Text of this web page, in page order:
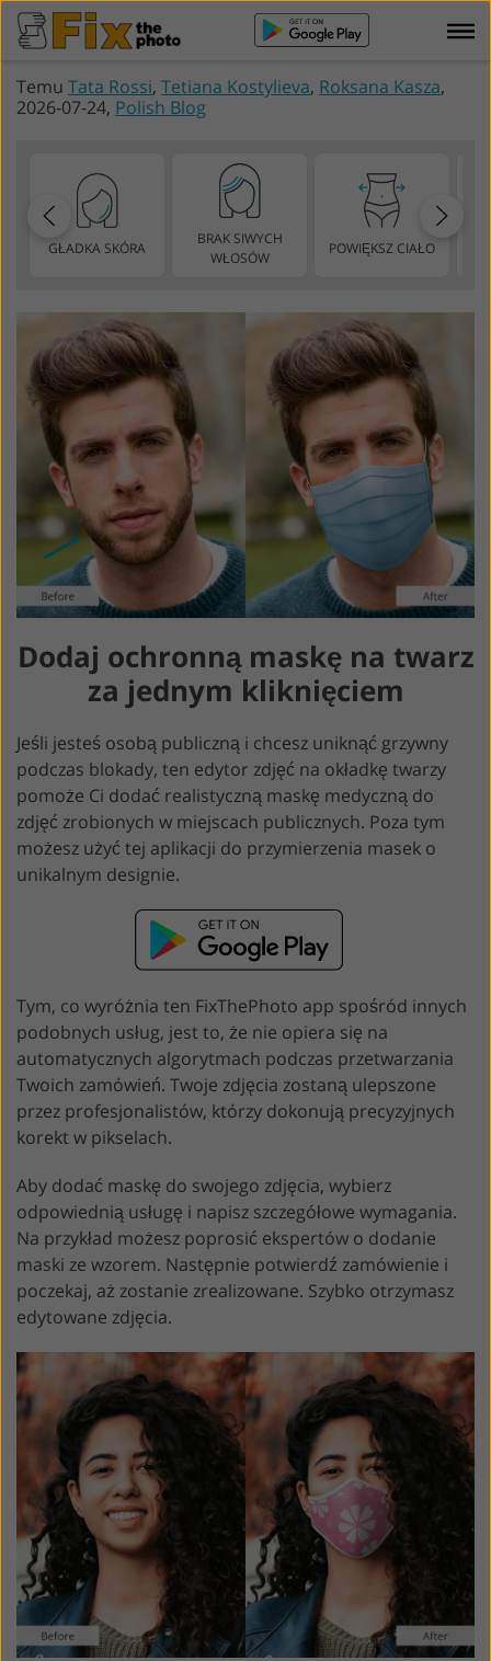
Temu Tata Rossi, Tetiana Kostylieva, Roksana Kasza,
2026-07-24, Polish Blog
GŁADKA SKÓRA
BRAK SIWYCH
WŁOSÓW
POWIĘKSZ CIAŁO
Dodaj ochronną maskę na twarz
za jednym kliknięciem
Jeśli jesteś osobą publiczną i chcesz uniknąć grzywny
podczas blokady, ten edytor zdjęć na okładkę twarzy
pomoże Ci dodać realistyczną maskę medyczną do
zdjęć zrobionych w miejscach publicznych. Poza tym
możesz użyć tej aplikacji do przymierzenia masek o
unikalnym designie.
Tym, co wyróżnia ten FixThePhoto app spośród innych
podobnych usług, jest to, że nie opiera się na
automatycznych algorytmach podczas przetwarzania
Twoich zamówień. Twoje zdjęcia zostaną ulepszone
przez profesjonalistów, którzy dokonują precyzyjnych
korekt w pikselach.
Aby dodać maskę do swojego zdjęcia, wybierz
odpowiednią usługę i napisz szczegółowe wymagania.
Na przykład możesz poprosić ekspertów o dodanie
maski ze wzorem. Następnie potwierdź zamówienie i
poczekaj, aż zostanie zrealizowane. Szybko otrzymasz
edytowane zdjęcia.